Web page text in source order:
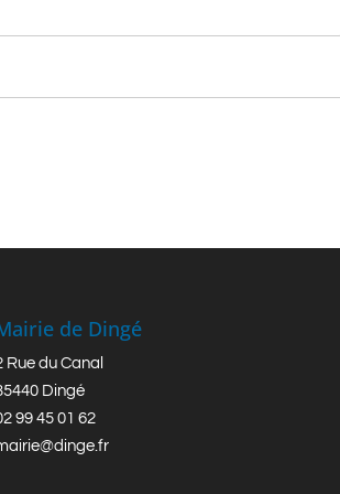
de Dingé
Rue du Canal
Dingé
99 45 01 62